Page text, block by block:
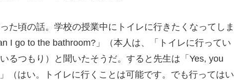
た頃の話。学校の授業中にトイレに行きたくなってしま
I go to the bathroom?」（本人は、「トイレに行ってい
るつもり）と聞いたそうだ。すると先生は「Yes, you
（はい。トイレに行くことは可能です。でも行ってはい